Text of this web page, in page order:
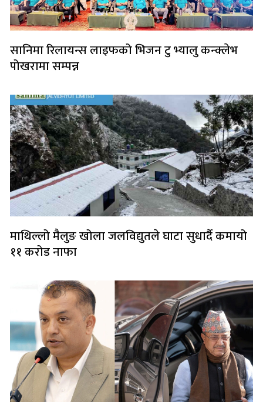
सानिमा रिलायन्स लाइफको भिजन टु भ्यालु कन्क्लेभ
पोखरामा सम्पन्न
माथिल्लो मैलुङ खोला जलविद्युतले घाटा सुधार्दै कमायो
११ करोड नाफा